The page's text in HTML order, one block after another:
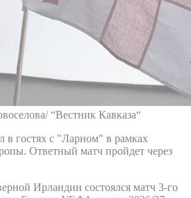
“Вестник Кавказа“
гостях с "Ларном" в рамках
Ответный матч пройдет через
Ирландии состоялся матч 3-го